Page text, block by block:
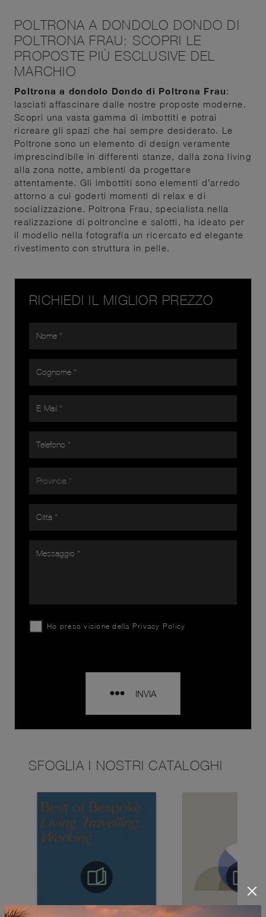
POLTRONA A DONDOLO DONDO DI
POLTRONA FRAU: SCOPRI LE
PROPOSTE PIÙ ESCLUSIVE DEL
MARCHIO
Poltrona a dondolo Dondo di Poltrona Frau:
lasciati affascinare dalle nostre proposte moderne.
Scopri una vasta gamma di imbottiti e potrai
ricreare gli spazi che hai sempre desiderato. Le
Poltrone sono un elemento di design veramente
imprescindibile in differenti stanze, dalla zona living
alla zona notte, ambienti da progettare
attentamente. Gli imbottiti sono elementi d’arredo
attorno a cui goderti momenti di relax e di
socializzazione. Poltrona Frau, specialista nella
realizzazione di poltroncine e salotti, ha ideato per
il modello nella fotografia un ricercato ed elegante
rivestimento con struttura in pelle.
RICHIEDI IL MIGLIOR PREZZO
Ho preso visione della Privacy Policy
INVIA
SFOGLIA I NOSTRI CATALOGHI